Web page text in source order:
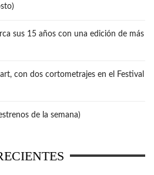
sus 15 años con una edición de más
con dos cortometrajes en el Festival
de la semana)